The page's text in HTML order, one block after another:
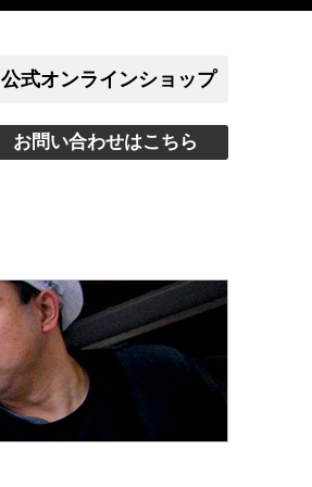
公式オンラインショップ
お問い合わせはこちら